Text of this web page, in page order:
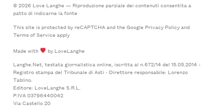
© 2026 Love Langhe — Riproduzione parziale dei contenuti consentita a
patto di indicarne la fonte
This site is protected by reCAPTCHA and the Google Privacy Policyand
Terms of Serviceapply
Made with
by LoveLanghe
Langhe.Net, testata giornalistica online, iscritta al n.672/14 del 15.05.2014 -
Registro stampa del Tribunale di Asti - Direttore responsabile: Lorenzo
Tablino.
Editore: LoveLanghe S.R.L.
P.IVA 03796440042
Via Castello 20